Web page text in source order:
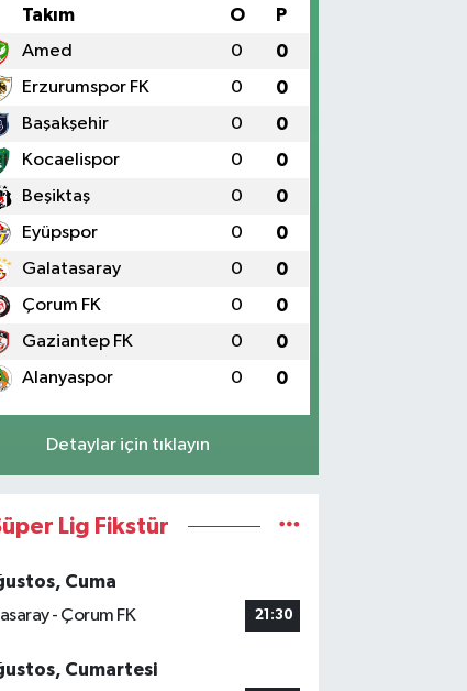
Takım O P
Amed 0 0
Erzurumspor FK 0 0
Başakşehir 0 0
Kocaelispor 0 0
Beşiktaş 0 0
Eyüpspor 0 0
Galatasaray 0 0
Çorum FK 0 0
Gaziantep FK 0 0
Alanyaspor 0 0
Detaylar için tıklayın
Lig Fikstür
Cuma
- Çorum FK
21:30
Cumartesi